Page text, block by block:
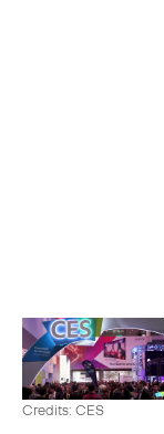
Credits: CES